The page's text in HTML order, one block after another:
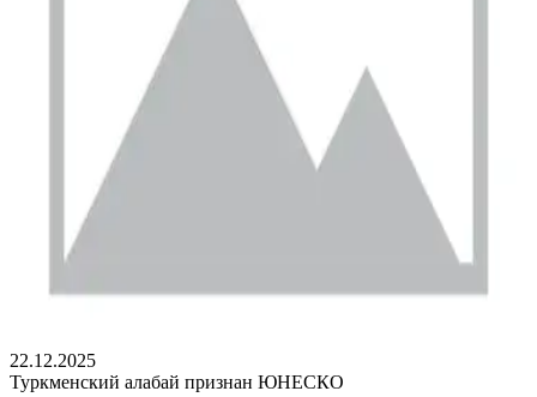
22.12.2025
Туркменский алабай признан ЮНЕСКО